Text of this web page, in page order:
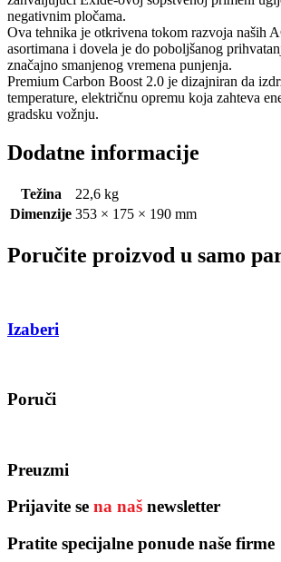
negativnim pločama.
Ova tehnika je otkrivena tokom razvoja naših
asortimana i dovela je do poboljšanog
značajno smanjenog vremena punjenja.
Premium Carbon Boost 2.0 je dizajniran da
temperature, električnu opremu koja zahteva
gradsku vožnju.
Dodatne informacije
Težina
22,6 kg
Dimenzije 353 × 175 × 190 mm
Poručite proizvod u samo
Izaberi
Poruči
Preuzmi
Prijavite se na naš newsletter
Pratite specijalne ponude naše firme